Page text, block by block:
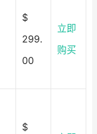
$
299.
00
立即
购买
$